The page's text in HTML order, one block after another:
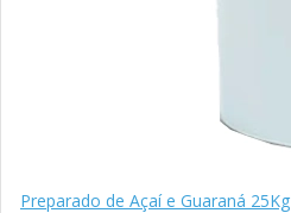
Preparado de Açaí e Guaraná 25Kg